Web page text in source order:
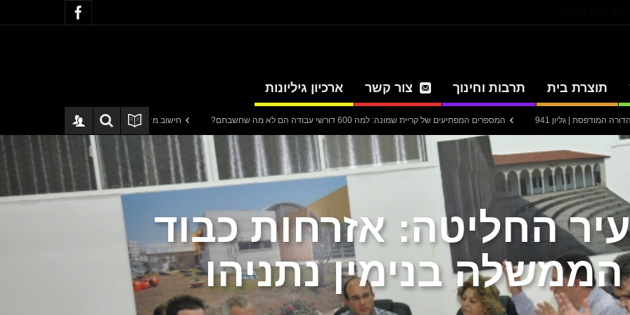
תוצרת בית תרבות וחינוך צור קשר ארכיון גיליונות
941 המספרים המפתיעים של קריית שמונה: למה 600 דורשי עבודה הם לא מה שחשבתם? חישוב מסלול מחדש: בין הג'קוזי לבבא סאלי
החליטה: אזרחות כבוד
בנימין נתניהו